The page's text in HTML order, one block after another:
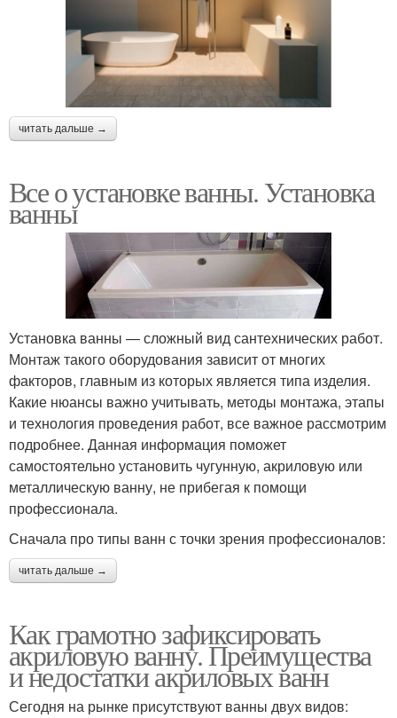
читать дальше →
Все о установке ванны. Установка
ванны
Установка ванны — сложный вид сантехнических работ.
Монтаж такого оборудования зависит от многих
факторов, главным из которых является типа изделия.
Какие нюансы важно учитывать, методы монтажа, этапы
и технология проведения работ, все важное рассмотрим
подробнее. Данная информация поможет
самостоятельно установить чугунную, акриловую или
металлическую ванну, не прибегая к помощи
профессионала.
Сначала про типы ванн с точки зрения профессионалов:
читать дальше →
Как грамотно зафиксировать
акриловую ванну. Преимущества
и недостатки акриловых ванн
Сегодня на рынке присутствуют ванны двух видов: